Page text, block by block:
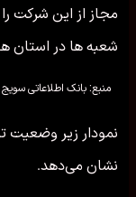
مجاز از این شرکت
شعبه ها در استان
منبع: بانک اطلاعاتی سویج
نمودار زیر وضعیت
نشان می‌دهد.